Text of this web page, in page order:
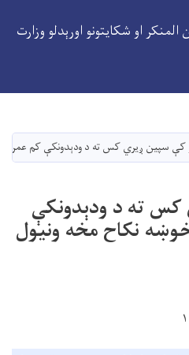
دانګل
او شکایتونو اورېدلو وزارت
کې سپین ږیري کس ته د ودېدونکې کم عمره
ته د ودېدونکې
نکاح مخه ونیول